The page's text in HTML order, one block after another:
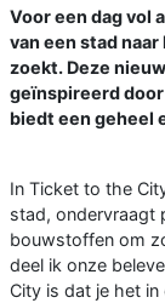
Voor een dag vol
van een stad
zoekt. Deze
geïnspireerd
biedt een geheel
In Ticket to the
stad, ondervraagt
bouwstoffen om
deel ik onze
City is dat je het in